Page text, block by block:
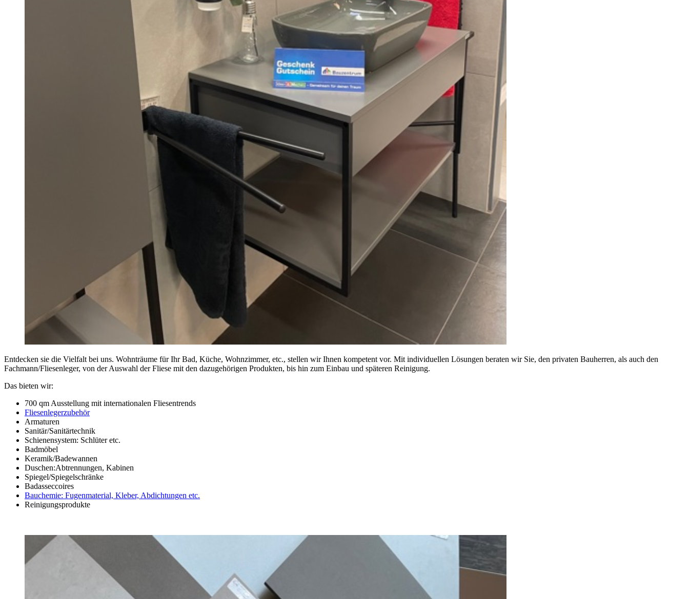
Entdecken sie die Vielfalt bei uns. Wohnträume für Ihr Bad, Küche, Wohnzimmer, etc., stellen wir Ihnen kompetent vor. Mit individuellen Lösungen beraten wir Sie, den privaten Bauherren, als auch den
Fachmann/Fliesenleger, von der Auswahl der Fliese mit den dazugehörigen Produkten, bis hin zum Einbau und späteren Reinigung.
Das bieten wir:
700 qm Ausstellung mit internationalen Fliesentrends
Fliesenlegerzubehör
Armaturen
Sanitär/Sanitärtechnik
Schienensystem: Schlüter etc.
Badmöbel
Keramik/Badewannen
Duschen:Abtrennungen, Kabinen
Spiegel/Spiegelschränke
Badasseccoires
Bauchemie: Fugenmaterial, Kleber, Abdichtungen etc.
Reinigungsprodukte